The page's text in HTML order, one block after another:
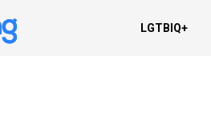
LGTBIQ+